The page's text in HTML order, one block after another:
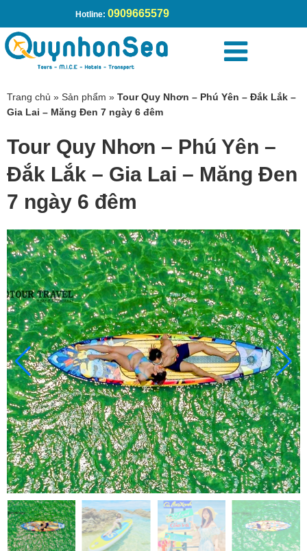
Hotline: 0909665579
Trang chủ » Sản phẩm » Tour Quy Nhơn – Phú Yên – Đắk Lắk –
Gia Lai – Măng Đen 7 ngày 6 đêm
Tour Quy Nhơn – Phú Yên –
Đắk Lắk – Gia Lai – Măng Đen
7 ngày 6 đêm